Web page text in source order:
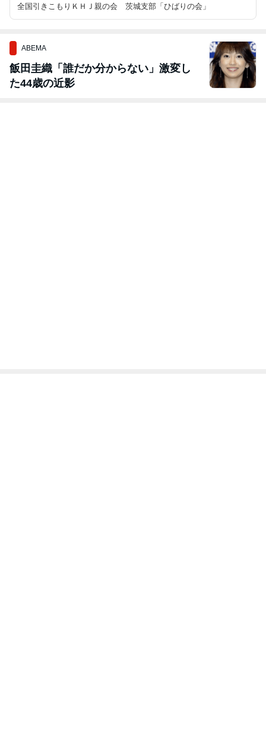
全国引きこもりＫＨＪ親の会 茨城支部「ひばりの会」
ABEMA
飯田圭織「誰だか分からない」激変し
た44歳の近影